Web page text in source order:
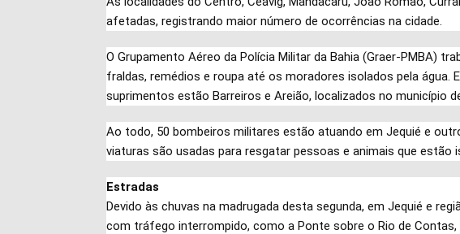
afetadas, registrando maior número de ocorrências na cidade.
O Grupamento Aéreo da Polícia Militar da Bahia (Graer-PMBA)
fraldas, remédios e roupa até os moradores isolados pela água.
suprimentos estão Barreiros e Areião, localizados no município
Ao todo, 50 bombeiros militares estão atuando em Jequié e
viaturas são usadas para resgatar pessoas e animais que estão
Estradas
Devido às chuvas na madrugada desta segunda, em Jequié e
com tráfego interrompido, como a Ponte sobre o Rio de Contas,